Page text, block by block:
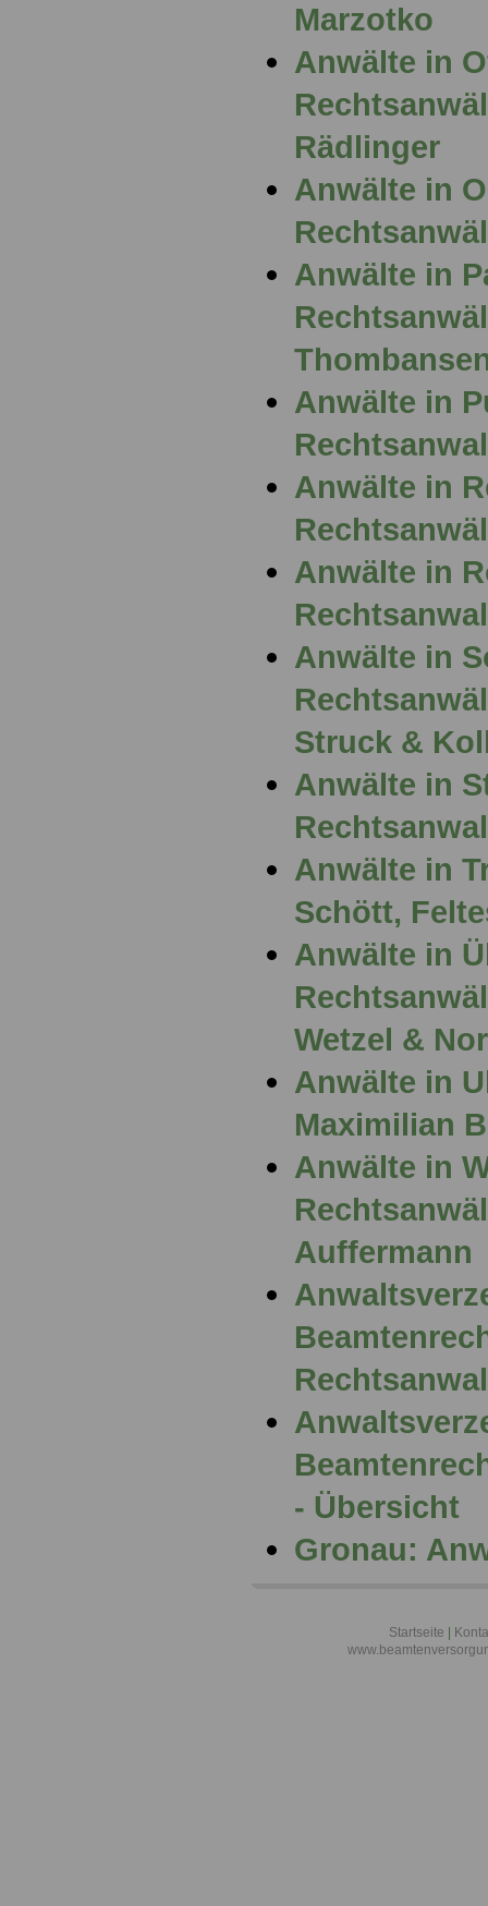
Marzotko
Anwälte in
Rädlinger
Anwälte in
Anwälte in
Anwälte in
Anwälte in
Anwälte in
Anwälte in
Struck &
Anwälte in
Anwälte in
Schött,
Anwälte in
Wetzel &
Anwälte in
Maximilian
Anwälte in
Auffermann
- Übersicht
Gronau:
Startseite